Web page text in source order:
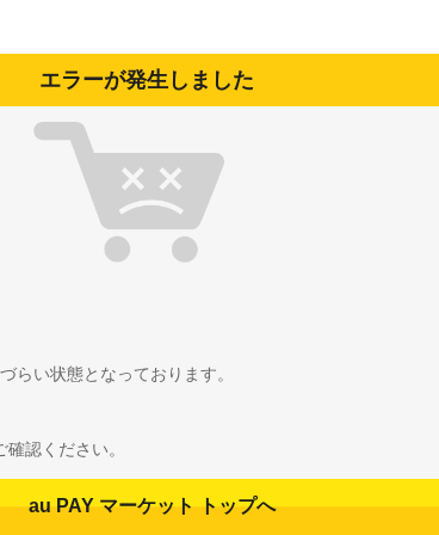
エラーが発生しました
らい状態となっております。
認ください。
au PAY マーケット トップへ